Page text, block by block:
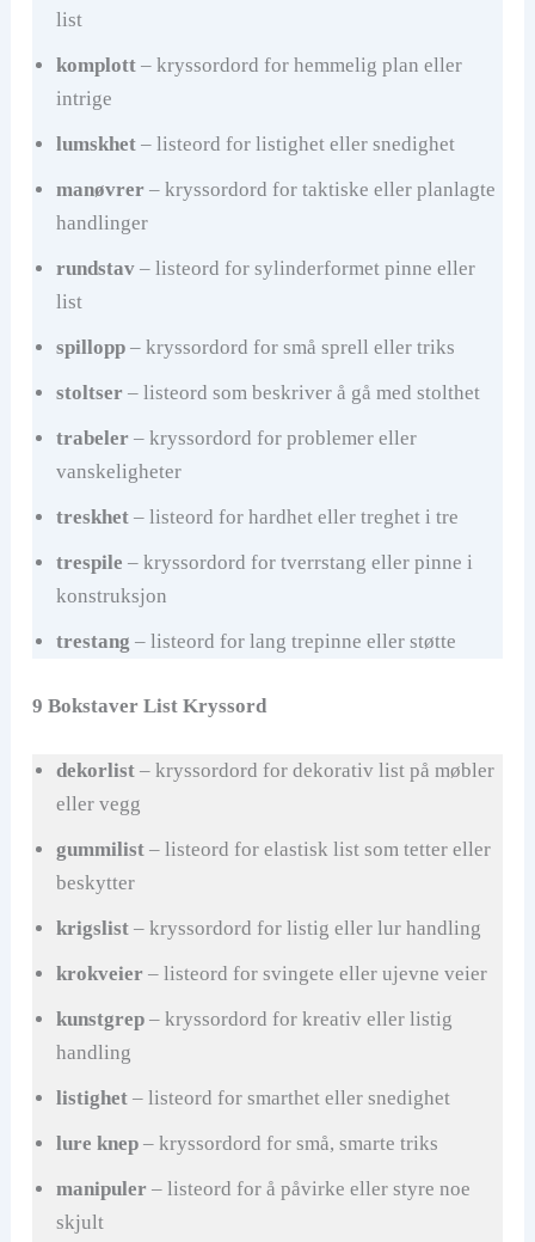
list
komplott– kryssordord for hemmelig plan eller
intrige
lumskhet– listeord for listighet eller snedighet
manøvrer – kryssordord for taktiske eller planlagte
handlinger
rundstav– listeord for sylinderformet pinne eller
list
spillopp– kryssordord for små sprell eller triks
stoltser – listeord som beskriver å gå med stolthet
trabeler – kryssordord for problemer eller
vanskeligheter
treskhet– listeord for hardhet eller treghet i tre
trespile – kryssordord for tverrstang eller pinne i
konstruksjon
trestang – listeord for lang trepinne eller støtte
9 Bokstaver List Kryssord
dekorlist– kryssordord for dekorativ list på møbler
eller vegg
gummilist– listeord for elastisk list som tetter eller
beskytter
krigslist– kryssordord for listig eller lur handling
krokveier – listeord for svingete eller ujevne veier
kunstgrep– kryssordord for kreativ eller listig
handling
listighet– listeord for smarthet eller snedighet
lure knep– kryssordord for små, smarte triks
manipuler – listeord for å påvirke eller styre noe
skjult